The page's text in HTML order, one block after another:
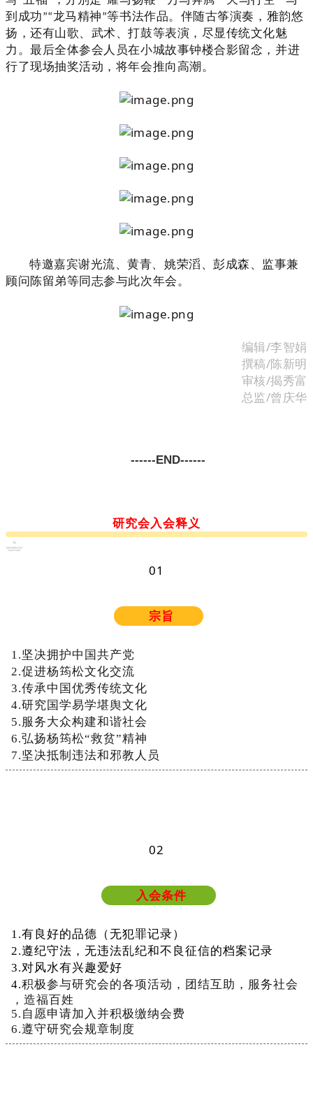
到成功”“龙马精神”等书法作品。 伴随古筝演奏，雅韵悠
扬，还有山歌、武术、打鼓等表演 ， 尽显传统文化魅
力。最后全体参会人员在小城故事钟楼合影留念，并进
行了现场抽奖活动，将年会推向高潮。
特邀嘉宾谢光流、黄青、姚荣滔、 彭成森、 监事兼
顾问陈留弟等 同志参与此次年会。
编辑/李智娟
撰稿/陈新明
审核/揭秀富
总监/曾庆华
------END------
研究会入会释义
01
宗旨
1 .坚决拥护中 国 共产党
2.促进杨筠松文化交流
3.传承中 国 优秀传统文化
4.研究 国 学易学堪舆文化
5. 服务大众构建和谐社会
6.弘扬杨筠松“救贫”精神
7.坚决抵制 违法和邪教 人 员
02
入会条件
1 .有良 好的品德 （无犯罪记录）
2.遵纪守法 ， 无违法乱纪和不 良 征信的档案记录
3.对风水有兴趣爱好
4.积极参与研究会的各项活动 ， 团 结互 助 ， 服务社会
， 造福百姓
5. 自 愿申 请加 入 并积极缴纳会费
6.遵守研究会规章制 度